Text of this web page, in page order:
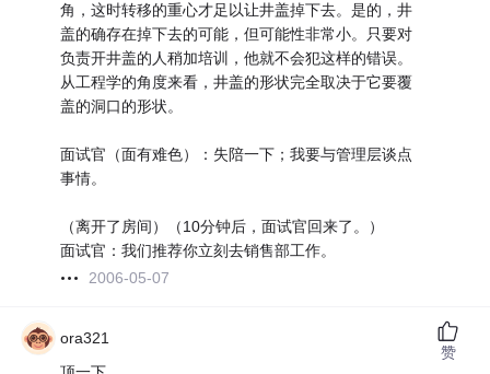
角，这时转移的重心才足以让井盖掉下去。是的，井
盖的确存在掉下去的可能，但可能性非常小。只要对
负责开井盖的人稍加培训，他就不会犯这样的错误。
从工程学的角度来看，井盖的形状完全取决于它要覆
盖的洞口的形状。
面试官（面有难色）：失陪一下；我要与管理层谈点
事情。
（离开了房间）（10分钟后，面试官回来了。）
面试官：我们推荐你立刻去销售部工作。
2006-05-07
ora321
赞